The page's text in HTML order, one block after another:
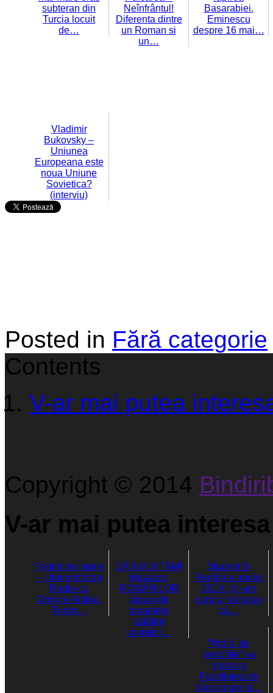
subteran din
Turcia locuit
de…
Neînfrântul!
Diferenta dintre
un Roman si
un…
Basarabiei.
Eminescu
despre 16 mai…
Vladimir
Bukovsky –
Uniunea
Europeana este
noua Uniune
Sovietica?
(interviu)
Posted in Fără categorie
Contents
V-ar mai putea
Copyright © 2014
V-ar mai putea
Pagini de istorie
– Universitatea
Radio cu
Grigore Antipa,
Tudor…
SĂ NU UITĂM!
Masacrul
ROMÂNILOR
răpuși de
gloanțele
călăilor
sovietici…
Student în
România anului
2014: „N-am
curajul să spun
că…
“Profu’ de
pedofilie” va
preda la
Facultatea de
Sociologie si…